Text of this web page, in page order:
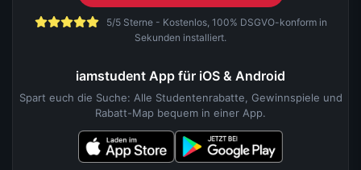
5/5 Sterne - Kostenlos, 100% DSGVO-konform in
Sekunden installiert.
iamstudent App für iOS & Android
Spart euch die Suche: Alle Studentenrabatte, Gewinnspiele und
Rabatt-Map bequem in einer App.